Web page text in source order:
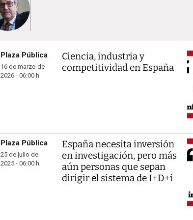
Plaza Pública
16 de marzo de
2026 - 06:00 h
Ciencia, industria y
competitividad en España
Plaza Pública
25 de julio de
2025 - 06:00 h
España necesita inversión
en investigación, pero más
aún personas que sepan
dirigir el sistema de I+D+i